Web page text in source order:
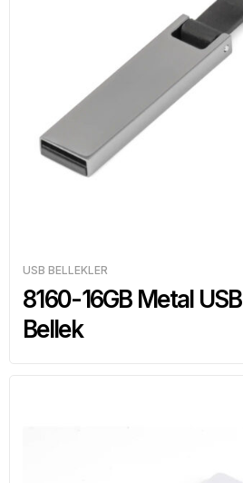
USB BELLEKLER
8160-16GB Metal USB
Bellek